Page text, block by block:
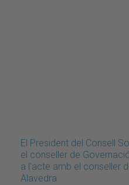
El President del Consell
el conseller de
a l'acte amb el conseller
Alavedra